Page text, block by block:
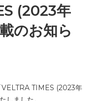
(2023年
のお知ら
VELTRA TIMES (2023年